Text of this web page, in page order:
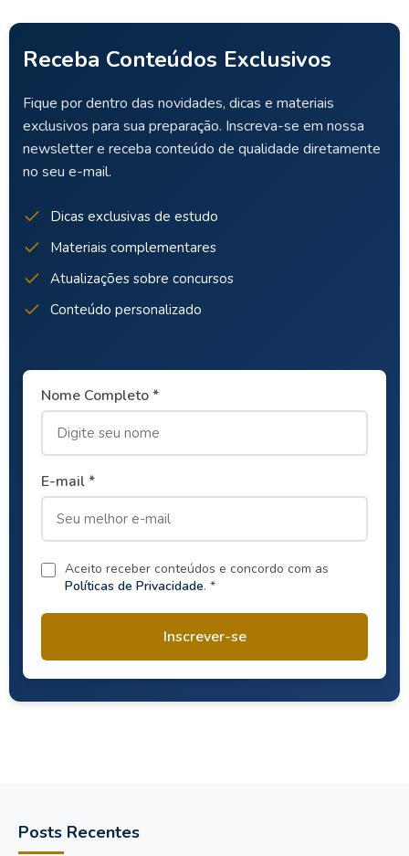
Receba Conteúdos Exclusivos
Fique por dentro das novidades, dicas e materiais
exclusivos para sua preparação. Inscreva-se em nossa
newsletter e receba conteúdo de qualidade diretamente
no seu e-mail.
Dicas exclusivas de estudo
Materiais complementares
Atualizações sobre concursos
Conteúdo personalizado
Nome Completo *
E-mail *
Aceito receber conteúdos e concordo com as
Políticas de Privacidade. *
Inscrever-se
Posts Recentes